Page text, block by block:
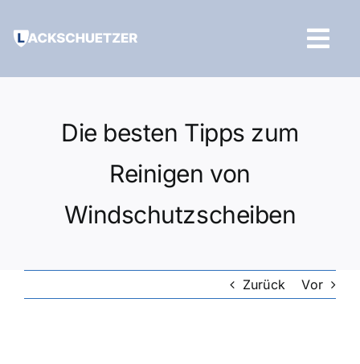
Inhalt
Die besten Tipps zum
Reinigen von
Windschutzscheiben
Zurück Vor